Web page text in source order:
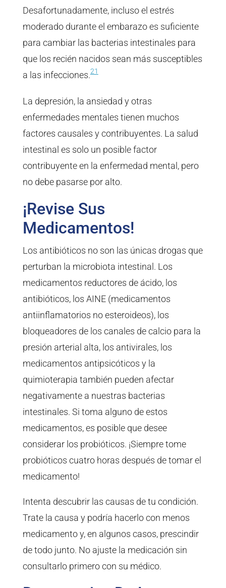
Desafortunadamente, incluso el estrés
moderado durante el embarazo es suficiente
para cambiar las bacterias intestinales para
que los recién nacidos sean más susceptibles
a las infecciones.21
La depresión, la ansiedad y otras
enfermedades mentales tienen muchos
factores causales y contribuyentes. La salud
intestinal es solo un posible factor
contribuyente en la enfermedad mental, pero
no debe pasarse por alto.
¡Revise Sus
Medicamentos!
Los antibióticos no son las únicas drogas que
perturban la microbiota intestinal. Los
medicamentos reductores de ácido, los
antibióticos, los AINE (medicamentos
antiinflamatorios no esteroideos), los
bloqueadores de los canales de calcio para la
presión arterial alta, los antivirales, los
medicamentos antipsicóticos y la
quimioterapia también pueden afectar
negativamente a nuestras bacterias
intestinales. Si toma alguno de estos
medicamentos, es posible que desee
considerar los probióticos. ¡Siempre tome
probióticos cuatro horas después de tomar el
medicamento!
Intenta descubrir las causas de tu condición.
Trate la causa y podría hacerlo con menos
medicamento y, en algunos casos, prescindir
de todo junto. No ajuste la medicación sin
consultarlo primero con su médico.